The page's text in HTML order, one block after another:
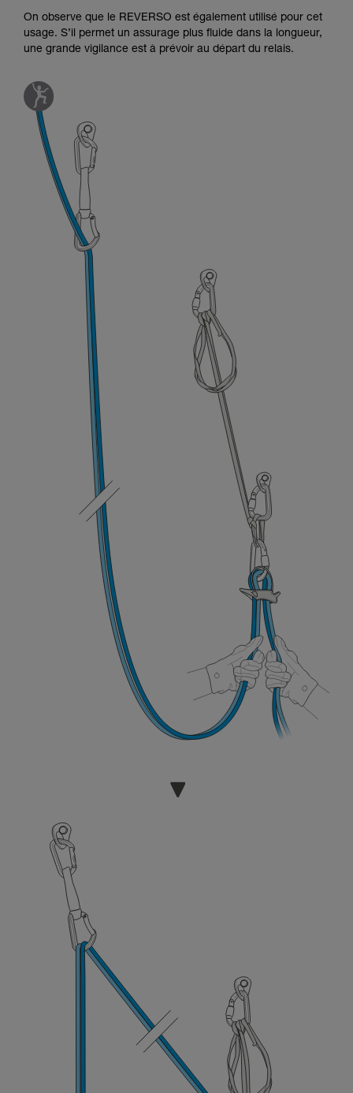
On observe que le REVERSO est également utilisé pour cet
usage. S’il permet un assurage plus fluide dans la longueur,
une grande vigilance est à prévoir au départ du relais.